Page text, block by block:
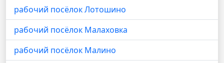
рабочий посёлок Лотошино
рабочий посёлок Малаховка
рабочий посёлок Малино